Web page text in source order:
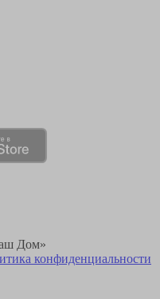
Дом»
конфиденциальности